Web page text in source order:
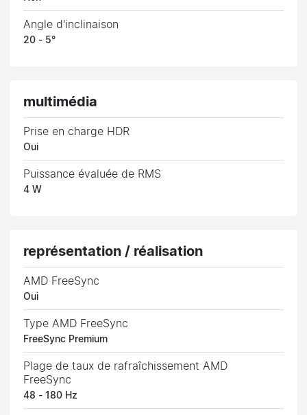
Angle d'inclinaison
20 - 5°
multimédia
Prise en charge HDR
Oui
Puissance évaluée de RMS
4 W
représentation / réalisation
AMD FreeSync
Oui
Type AMD FreeSync
FreeSync Premium
Plage de taux de rafraîchissement AMD
FreeSync
48 - 180 Hz